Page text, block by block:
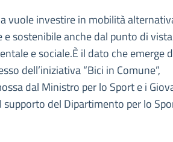
vuole investire in mobilità
e sostenibile anche dal punto di vista
e sociale.È il dato che emerge
dell’iniziativa “Bici in Comune”,
dal Ministro per lo Sport e i
supporto del Dipartimento per lo